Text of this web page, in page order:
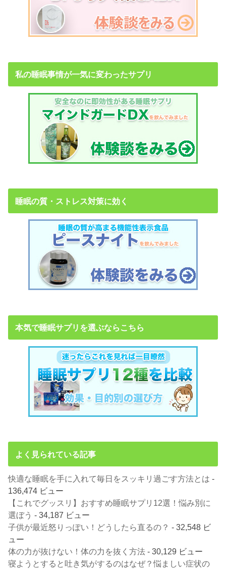
私の睡眠事情が一気に変わったサプリ
睡眠の質・ストレス対策に効く
本気で睡眠サプリを選ぶならこちら
よく見られている記事
快適な睡眠を手に入れて毎日をスッキリ過ごす方法とは -
136,474 ビュー
【これでグッスリ】おすすめ睡眠サプリ12選！悩み別に
選ぼう - 34,187 ビュー
子供が最近怒りっぽい！どうしたら直るの？ - 32,548 ビ
ュー
体の力が抜けない！体の力を抜く方法 - 30,129 ビュー
寝ようとすると吐き気がするのはなぜ？悩ましい症状の